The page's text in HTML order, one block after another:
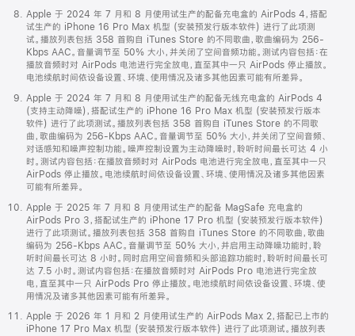
Apple 于 2024 年 7 月和 8 月使用试生产的配备充电盒的 AirPods 4，搭配
试生产的 iPhone 16 Pro Max 机型 (安装预发行版本软件) 进行了此项测
试。播放列表包括 358 首购自 iTunes Store 的不同歌曲，歌曲编码为 256-
Kbps AAC。音量调节至 50% 大小，并关闭了空间音频功能。测试内容包括：在
播放音频时对 AirPods 电池进行完全放电，直至其中一只 AirPods 停止播放。
电池续航时间依设备设置、环境、使用情况及诸多其他因素可能有所差异。
Apple 于 2024 年 7 月和 8 月使用试生产的配备无线充电盒的 AirPods 4
(支持主动降噪)，搭配试生产的 iPhone 16 Pro Max 机型 (安装预发行版本
软件) 进行了此项测试。播放列表包括 358 首购自 iTunes Store 的不同歌
曲，歌曲编码为 256-Kbps AAC。音量调节至 50% 大小，并关闭了空间音频、
对话感知和噪声控制功能。噪声控制设置为主动降噪时，聆听时间最长可达 4 小
时。测试内容包括：在播放音频时对 AirPods 电池进行完全放电，直至其中一只
AirPods 停止播放。电池续航时间依设备设置、环境、使用情况及诸多其他因素
可能有所差异。
Apple 于 2025 年 7 月和 8 月使用试生产的配备 MagSafe 充电盒的
AirPods Pro 3，搭配试生产的 iPhone 17 Pro 机型 (安装预发行版本软件)
进行了此项测试。播放列表包括 358 首购自 iTunes Store 的不同歌曲，歌曲
编码为 256-Kbps AAC。音量调节至 50% 大小，并启用主动降噪功能时，聆
听时间最长可达 8 小时。同时启用空间音频和头部追踪功能时，聆听时间最长可
达 7.5 小时。测试内容包括：在播放音频时对 AirPods Pro 电池进行完全放
电，直至其中一只 AirPods Pro 停止播放。电池续航时间依设备设置、环境、使
用情况及诸多其他因素可能有所差异。
Apple 于 2026 年 1 月和 2 月使用试生产的 AirPods Max 2，搭配已上市的
iPhone 17 Pro Max 机型 (安装预发行版本软件) 进行了此项测试。播放列表